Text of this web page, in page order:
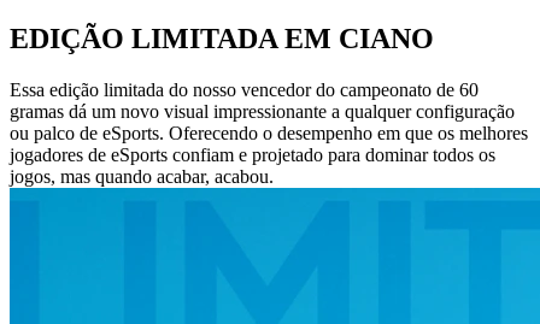
EDIÇÃO LIMITADA EM CIANO
Essa edição limitada do nosso vencedor do campeonato de 60
gramas dá um novo visual impressionante a qualquer configuração
ou palco de eSports. Oferecendo o desempenho em que os melhores
jogadores de eSports confiam e projetado para dominar todos os
jogos, mas quando acabar, acabou.